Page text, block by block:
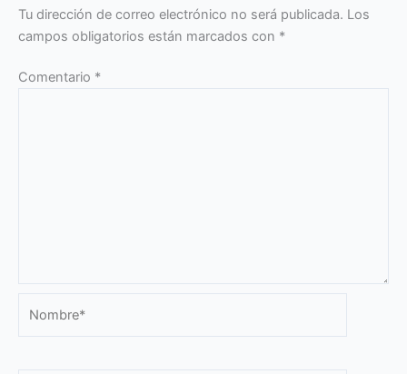
Tu dirección de correo electrónico no será publicada. Los
campos obligatorios están marcados con *
Comentario *